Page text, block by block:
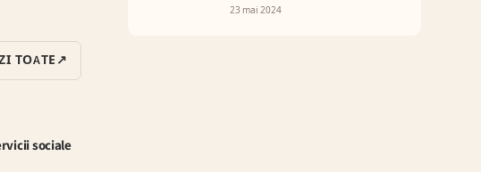
TOATE↗
sociale
23 mai 2024